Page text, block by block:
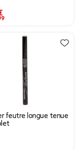
feutre longue tenue